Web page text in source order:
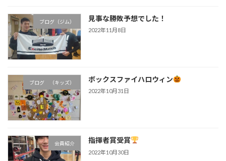
ブログ（ジム） 見事な勝敗予想でした！
2022年11月8日
ブログ （キッズ） ボックスファイハロウィン
2022年10月31日
会員紹介 指揮者賞受賞
2022年10月30日